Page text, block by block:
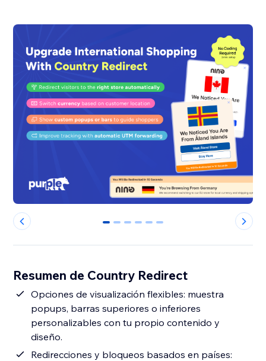
0 1 2 3 4 5
Resumen de Country Redirect
Opciones de visualización flexibles: muestra
popups, barras superiores o inferiores
personalizables con tu propio contenido y
diseño.
Redirecciones y bloqueos basados en países: